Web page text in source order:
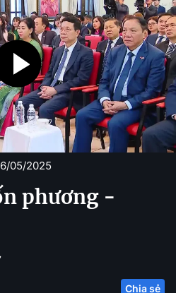
05/2025
phương -
Chia sẻ